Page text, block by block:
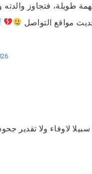
طويلة، فتجاوز والدته
مواقع التواصل
سبيلا لاوفاء ولا تقدير